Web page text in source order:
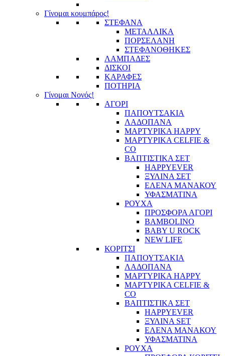
Γίνομαι κουμπάρος!
ΣΤΕΦΑΝΑ
ΜΕΤΑΛΛΙΚΑ
ΠΟΡΣΕΛΑΝΗ
ΣΤΕΦΑΝΟΘΗΚΕΣ
ΛΑΜΠΑΔΕΣ
ΔΙΣΚΟΙ
ΚΑΡΑΦΕΣ
ΠΟΤΗΡΙΑ
Γίνομαι Νονός!
ΑΓΟΡΙ
ΠΑΠΟΥΤΣΑΚΙΑ
ΛΑΔΟΠΑΝΑ
ΜΑΡΤΥΡΙΚΑ HAPPY
ΜΑΡΤΥΡΙΚΑ CELFIE &
CO
ΒΑΠΤΙΣΤΙΚΑ ΣΕΤ
HAPPYEVER
ΞΥΛΙΝΑ ΣΕΤ
ΕΛΕΝΑ ΜΑΝΑΚΟΥ
ΥΦΑΣΜΑΤΙΝΑ
ΡΟΥΧΑ
ΠΡΟΣΦΟΡΑ ΑΓΟΡΙ
BAMBOLINO
BABY U ROCK
NEW LIFE
ΚΟΡΙΤΣΙ
ΠΑΠΟΥΤΣΑΚΙΑ
ΛΑΔΟΠΑΝΑ
ΜΑΡΤΥΡΙΚΑ HAPPY
ΜΑΡΤΥΡΙΚΑ CELFIE &
CO
ΒΑΠΤΙΣΤΙΚΑ ΣΕΤ
HAPPYEVER
ΞΥΛΙΝΑ SET
ΕΛΕΝΑ ΜΑΝΑΚΟΥ
ΥΦΑΣΜΑΤΙΝΑ
ΡΟΥΧΑ